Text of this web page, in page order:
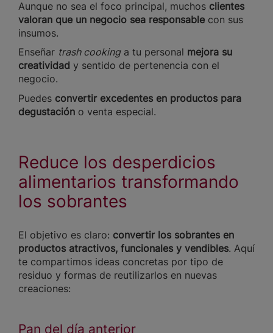
Aunque no sea el foco principal, muchos clientes
valoran que un negocio sea responsable con sus
insumos.
Enseñar trash cookinga tu personal mejora su
creatividad y sentido de pertenencia con el
negocio.
Puedes convertir excedentes en productos para
degustación o venta especial.
Reduce los desperdicios
alimentarios transformando
los sobrantes
El objetivo es claro: convertir los sobrantes en
productos atractivos, funcionales y vendibles. Aquí
te compartimos ideas concretas por tipo de
residuo y formas de reutilizarlos en nuevas
creaciones:
Pan del día anterior